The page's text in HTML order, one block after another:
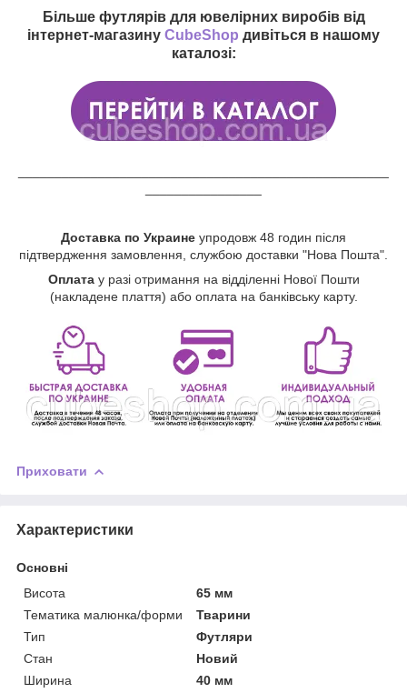
Більше футлярів для ювелірних виробів від
інтернет-магазину CubeShop дивіться в нашому
каталозі:
Доставка по Украине упродовж 48 годин після
підтвердження замовлення, службою доставки "Нова Пошта".
Оплата у разі отримання на відділенні Нової Пошти
(накладене плаття) або оплата на банківську карту.
Приховати
Характеристики
Основні
Висота
65 мм
Тематика малюнка/форми
Тварини
Тип
Футляри
Стан
Новий
Ширина
40 мм